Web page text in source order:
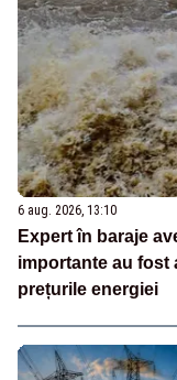
6 aug. 2026, 13:10
Expert în baraje
importante au fost
prețurile energiei